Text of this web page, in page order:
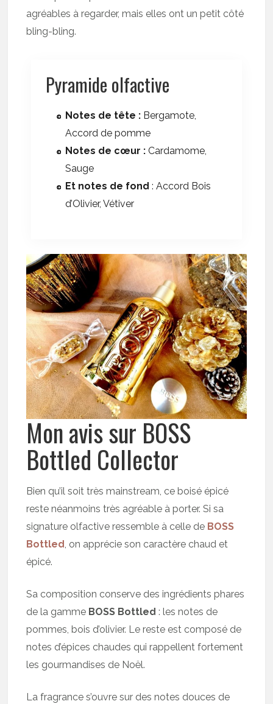
agréables à regarder, mais elles ont un petit côté
bling-bling.
Pyramide olfactive
Notes de tête : Bergamote,
Accord de pomme
Notes de cœur : Cardamome,
Sauge
Et notes de fond : Accord Bois
d’Olivier, Vétiver
Mon avis sur BOSS
Bottled Collector
Bien qu’il soit très mainstream, ce boisé épicé
reste néanmoins très agréable à porter. Si sa
signature olfactive ressemble à celle de BOSS
Bottled, on apprécie son caractère chaud et
épicé.
Sa composition conserve des ingrédients phares
de la gamme BOSS Bottled : les notes de
pommes, bois d’olivier. Le reste est composé de
notes d’épices chaudes qui rappellent fortement
les gourmandises de Noël.
La fragrance s’ouvre sur des notes douces de